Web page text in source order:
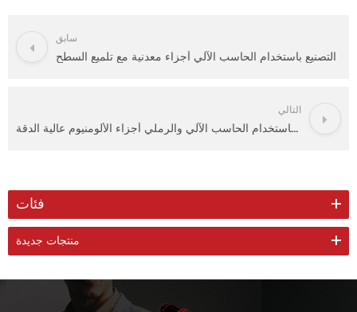
سابق
التصنيع باستخدام الحاسب الآلي أجزاء معدنية مع تلميع السطح
التالي
التصنيع باستخدام الحاسب الآلي والرملي أجزاء الألومنيوم عالية الدقة
فئات
منتجات جديدة